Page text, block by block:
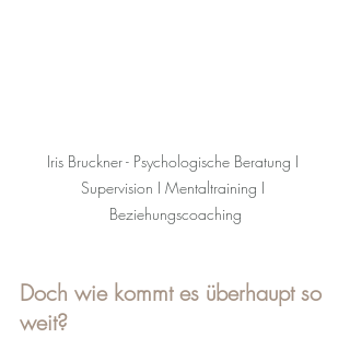
Iris Bruckner - Psychologische Beratung I
Supervision I Mentaltraining I
Beziehungscoaching
Doch wie kommt es überhaupt so
weit?